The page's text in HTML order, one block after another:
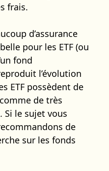
frais.
d’assurance
pour les ETF (ou
fond
l’évolution
ETF possèdent de
de très
Si le sujet vous
de
sur les fonds